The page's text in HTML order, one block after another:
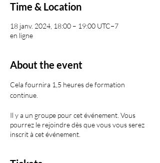
Time & Location
18 janv. 2024, 18:00 – 19:00 UTC−7
en ligne
About the event
Cela fournira 1,5 heures de formation
continue.
Il y a un groupe pour cet événement. Vous
pourrez le rejoindre dès que vous vous serez
inscrit à cet événement.